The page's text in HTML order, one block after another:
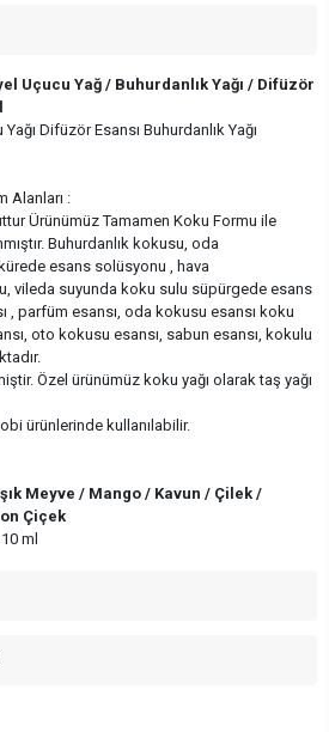
Uçucu Yağ / Buhurdanlık Yağı / Difüzör
Difüzör Esansı Buhurdanlık Yağı
Alanları :
Ürünümüz Tamamen Koku Formu ile
Buhurdanlık kokusu, oda
esans solüsyonu , hava
vileda suyunda koku sulu süpürgede esans
, parfüm esansı, oda kokusu esansı koku
oto kokusu esansı, sabun esansı, kokulu
Özel ürünümüz koku yağı olarak taş yağı
ürünlerinde kullanılabilir.
Meyve / Mango / Kavun / Çilek /
Çiçek
ml